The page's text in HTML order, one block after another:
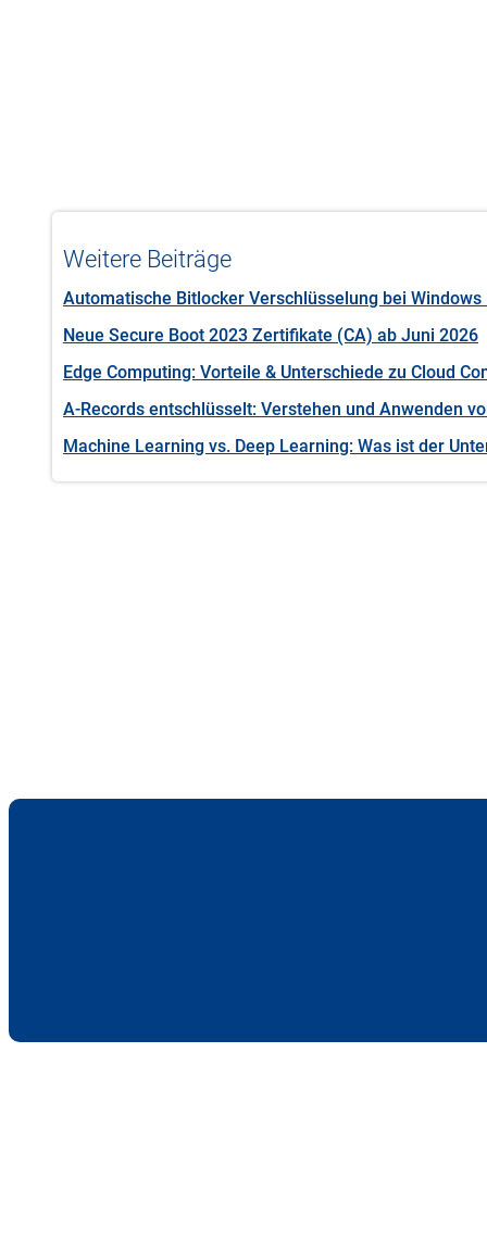
Weitere Beiträge
Automatische Bitlocker Verschlüsselung bei Windows
Neue Secure Boot 2023 Zertifikate (CA) ab Juni 2026
Edge Computing: Vorteile & Unterschiede zu Cloud
A-Records entschlüsselt: Verstehen und Anwenden
Machine Learning vs. Deep Learning: Was ist der